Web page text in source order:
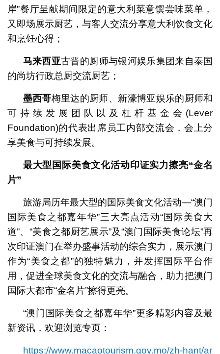
岸”餐厅呈献期间限定的意大利菜意馔尝味菜单，
又即场展示厨艺，与客人交流分享意大利饮食文化
和烹饪心得；
马来西亚古晋的厨师与银河娱乐集团来自泰国
的尚坊行政总厨交流厨艺；
墨西哥梅里达的厨师、新濠博亚娱乐的厨师和
可持续发展团队以及杠杆基金会(Lever
Foundation)的代表出席员工内部交流会，会上分
享美食与可持续发展。
最大型国际美食文化活动印证实力擦亮“金名
片”
旅游局历年最大型的国际美食文化活动—“澳门
国际美食之都嘉年华”三大亮点活动“国际美食大
道”、“美食之都厨艺展示”及“澳门国际美食论坛”再
次印证澳门在举办盛事活动的综合实力，展示澳门
作为“美食之都”的独特魅力，并发挥国际平台作
用，促进全球美食文化的交流与融合，助力把澳门
国际大都市“金名片”擦得更亮。
“澳门国际美食之都嘉年华”更多精彩内容及最
新资讯，欢迎浏览专页：
https://www.macaotourism.gov.mo/zh-hant/ar